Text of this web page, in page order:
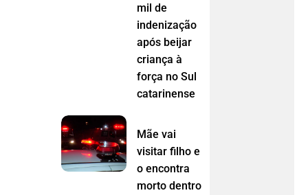
mil de
indenização
após beijar
criança à
força no Sul
catarinense
Mãe vai
visitar filho e
o encontra
morto dentro